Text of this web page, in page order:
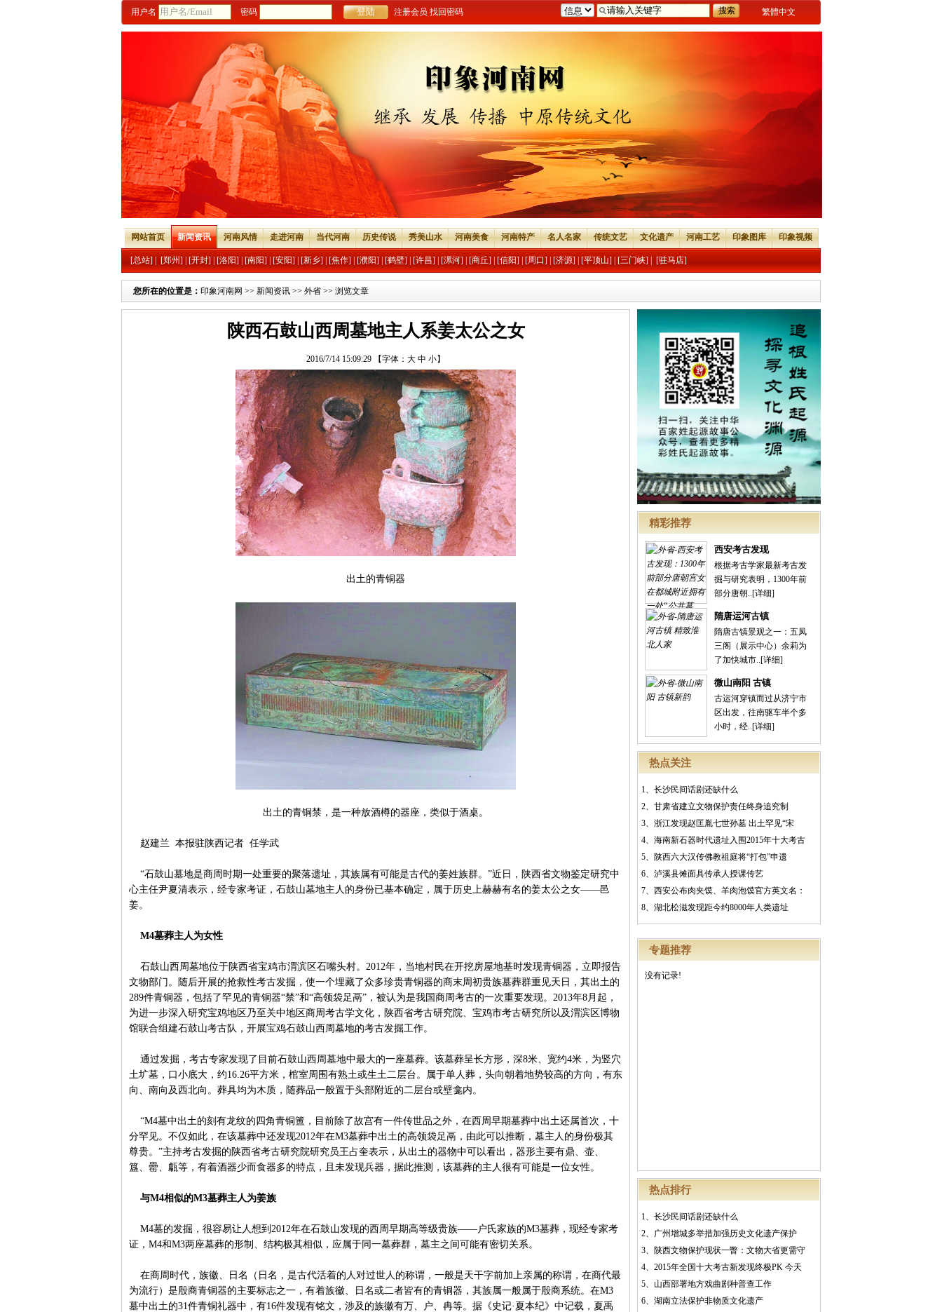
繁體中文
用户名 密码 注册会员 找回密码
网站首页 新闻资讯 河南风情 走进河南 当代河南 历史传说 秀美山水 河南美食 河南特产 名人名家 传统文艺 文化遗产 河南工艺 印象图库 印象视频
[总站] [郑州] [开封] [洛阳] [南阳] [安阳] [新乡] [焦作] [濮阳] [鹤壁] [许昌] [漯河] [商丘] [信阳] [周口] [济源] [平顶山] [三门峡] [驻马店]
您所在的位置是： 印象河南网 >> 新闻资讯 >> 外省 >> 浏览文章
精彩推荐
西安考古发现
根据考古学家最新考古发
掘与研究表明，1300年前
部分唐朝..[详细]
隋唐运河古镇
隋唐古镇景观之一：五凤
三阁（展示中心）余莉为
了加快城市..[详细]
微山南阳 古镇
古运河穿镇而过从济宁市
区出发，往南驱车半个多
小时，经..[详细]
热点关注
1、 长沙民间话剧还缺什么
2、 甘肃省建立文物保护责任终身追究制
3、 浙江发现赵匡胤七世孙墓 出土罕见“宋
4、 海南新石器时代遗址入围2015年十大考古
5、 陕西六大汉传佛教祖庭将“打包”申遗
6、 泸溪县傩面具传承人授课传艺
7、 西安公布肉夹馍、羊肉泡馍官方英文名：
8、 湖北松滋发现距今约8000年人类遗址
专题推荐
没有记录!
热点排行
1、 长沙民间话剧还缺什么
2、 广州增城多举措加强历史文化遗产保护
3、 陕西文物保护现状一瞥：文物大省更需守
4、 2015年全国十大考古新发现终极PK 今天
5、 山西部署地方戏曲剧种普查工作
6、 湖南立法保护非物质文化遗产
陕西石鼓山西周墓地主人系姜太公之女
2016/7/14 15:09:29 【字体： 大 中 小】
出土的青铜器
出土的青铜禁，是一种放酒樽的器座，类似于酒桌。
赵建兰 本报驻陕西记者 任学武
“石鼓山墓地是商周时期一处重要的聚落遗址，其族属有可能是古代的姜姓族群。”近日，陕西省文物鉴定研究中
心主任尹夏清表示，经专家考证，石鼓山墓地主人的身份已基本确定，属于历史上赫赫有名的姜太公之女——邑
姜。
M4墓葬主人为女性
石鼓山西周墓地位于陕西省宝鸡市渭滨区石嘴头村。2012年，当地村民在开挖房屋地基时发现青铜器，立即报告
文物部门。随后开展的抢救性考古发掘，使一个埋藏了众多珍贵青铜器的商末周初贵族墓葬群重见天日，其出土的
289件青铜器，包括了罕见的青铜器“禁”和“高领袋足鬲”，被认为是我国商周考古的一次重要发现。2013年8月起，
为进一步深入研究宝鸡地区乃至关中地区商周考古学文化，陕西省考古研究院、宝鸡市考古研究所以及渭滨区博物
馆联合组建石鼓山考古队，开展宝鸡石鼓山西周墓地的考古发掘工作。
通过发掘，考古专家发现了目前石鼓山西周墓地中最大的一座墓葬。该墓葬呈长方形，深8米、宽约4米，为竖穴
土圹墓，口小底大，约16.26平方米，棺室周围有熟土或生土二层台。属于单人葬，头向朝着地势较高的方向，有东
向、南向及西北向。葬具均为木质，随葬品一般置于头部附近的二层台或壁龛内。
“M4墓中出土的刻有龙纹的四角青铜簠，目前除了故宫有一件传世品之外，在西周早期墓葬中出土还属首次，十
分罕见。不仅如此，在该墓葬中还发现2012年在M3墓葬中出土的高领袋足鬲，由此可以推断，墓主人的身份极其
尊贵。”主持考古发掘的陕西省考古研究院研究员王占奎表示，从出土的器物中可以看出，器形主要有鼎、壶、
簋、罍、甗等，有着酒器少而食器多的特点，且未发现兵器，据此推测，该墓葬的主人很有可能是一位女性。
与M4相似的M3墓葬主人为姜族
M4墓的发掘，很容易让人想到2012年在石鼓山发现的西周早期高等级贵族——户氏家族的M3墓葬，现经专家考
证，M4和M3两座墓葬的形制、结构极其相似，应属于同一墓葬群，墓主之间可能有密切关系。
在商周时代，族徽、日名（日名，是古代活着的人对过世人的称谓，一般是天干字前加上亲属的称谓，在商代最
为流行）是殷商青铜器的主要标志之一，有着族徽、日名或二者皆有的青铜器，其族属一般属于殷商系统。在M3
墓中出土的31件青铜礼器中，有16件发现有铭文，涉及的族徽有万、户、冉等。据《史记·夏本纪》中记载，夏禹